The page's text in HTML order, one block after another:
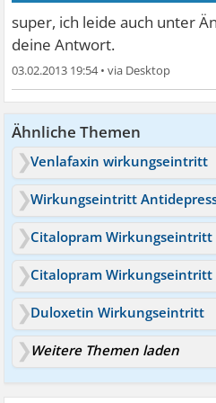
super, ich leide auch unter
deine Antwort.
03.02.2013 19:54•
Ähnliche Themen
Venlafaxin wirkungseintritt
Wirkungseintritt
Citalopram Wirkungseintritt
Citalopram Wirkungseintritt
Duloxetin Wirkungseintritt
Weitere Themen laden